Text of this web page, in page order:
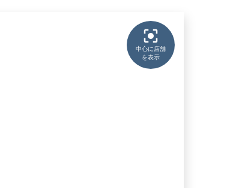
中心に店舗
を表示